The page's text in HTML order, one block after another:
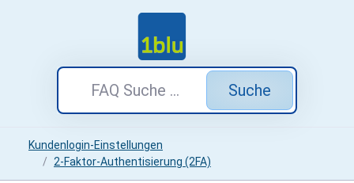
Suche
Kundenlogin-Einstellungen
2-Faktor-Authentisierung (2FA)